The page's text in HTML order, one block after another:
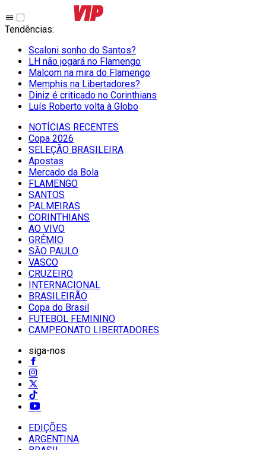
Tendências:
Scaloni sonho do Santos?
LH não jogará no Flamengo
Malcom na mira do Flamengo
Memphis na Libertadores?
Diniz é criticado no Corinthians
Luís Roberto volta à Globo
NOTÍCIAS RECENTES
Copa 2026
SELEÇÃO BRASILEIRA
Apostas
Mercado da Bola
FLAMENGO
SANTOS
PALMEIRAS
CORINTHIANS
AO VIVO
GRÊMIO
SĀO PAULO
VASCO
CRUZEIRO
INTERNACIONAL
BRASILEIRÃO
Copa do Brasil
FUTEBOL FEMININO
CAMPEONATO LIBERTADORES
siga-nos
EDIÇÕES
ARGENTINA